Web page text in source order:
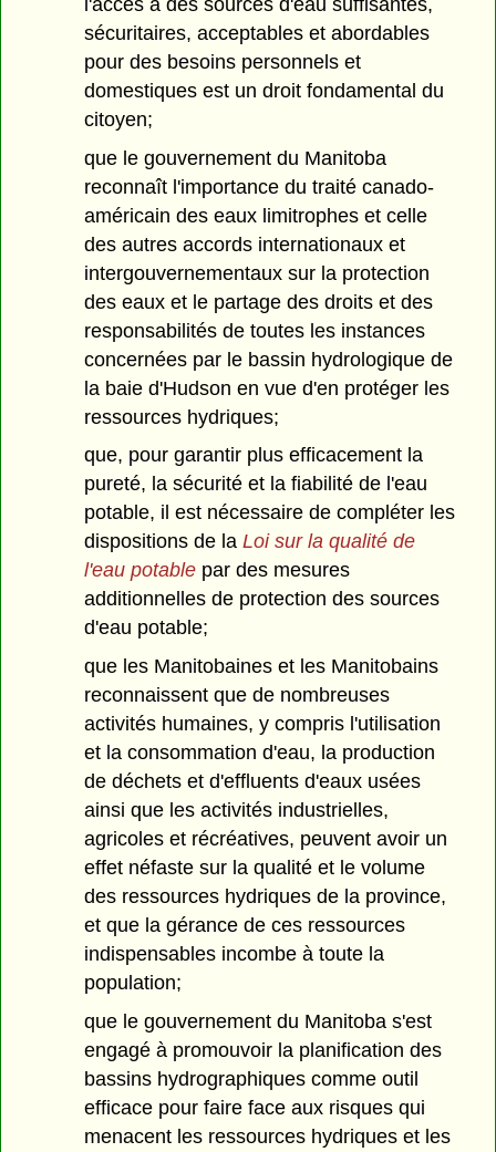
sécuritaires, acceptables et abordables
pour des besoins personnels et
domestiques est un droit fondamental du
citoyen;
que le gouvernement du Manitoba
reconnaît l'importance du traité canado-
américain des eaux limitrophes et celle
des autres accords internationaux et
intergouvernementaux sur la protection
des eaux et le partage des droits et des
responsabilités de toutes les instances
concernées par le bassin hydrologique de
la baie d'Hudson en vue d'en protéger les
ressources hydriques;
que, pour garantir plus efficacement la
pureté, la sécurité et la fiabilité de l'eau
potable, il est nécessaire de compléter les
dispositions de laLoi sur la qualité de
l'eau potable par des mesures
additionnelles de protection des sources
d'eau potable;
que les Manitobaines et les Manitobains
reconnaissent que de nombreuses
activités humaines, y compris l'utilisation
et la consommation d'eau, la production
de déchets et d'effluents d'eaux usées
ainsi que les activités industrielles,
agricoles et récréatives, peuvent avoir un
effet néfaste sur la qualité et le volume
des ressources hydriques de la province,
et que la gérance de ces ressources
indispensables incombe à toute la
population;
que le gouvernement du Manitoba s'est
engagé à promouvoir la planification des
bassins hydrographiques comme outil
efficace pour faire face aux risques qui
menacent les ressources hydriques et les